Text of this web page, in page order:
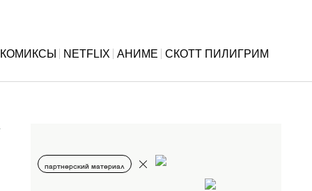
КОМИКСЫ NETFLIX АНИМЕ СКОТТ ПИЛИГРИМ
партнерский материал